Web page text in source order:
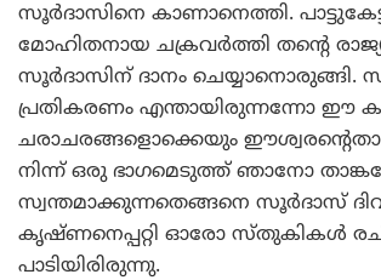
സൂര്‍ദാസിനെ കാണാനെത്തി.
മോഹിതനായ ചക്രവര്‍ത്തി തന്റെ
സൂര്‍ദാസിന് ദാനം ചെയ്യാനൊരുങ്ങി.
പ്രതികരണം എന്തായിരുന്നന്നോ ഈ
ചരാചരങ്ങളൊക്കെയും
നിന്ന് ഒരു ഭാഗമെടുത്ത് ഞാനോ
സ്വന്തമാക്കുന്നതെങ്ങനെ സൂര്‍ദാസ്
കൃഷ്ണനെപ്പറ്റി ഓരോ സ്തുകികള്‍
പാടിയിരിരുന്നു.